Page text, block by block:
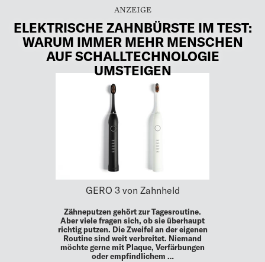
ELEKTRISCHE ZAHNBÜRSTE IM TEST:
WARUM IMMER MEHR MENSCHEN
AUF SCHALLTECHNOLOGIE
UMSTEIGEN
GERO 3 von Zahnheld
Zähneputzen gehört zur Tagesroutine.
Aber viele fragen sich, ob sie überhaupt
richtig putzen. Die Zweifel an der eigenen
Routine sind weit verbreitet. Niemand
möchte gerne mit Plaque, Verfärbungen
oder empfindlichem …